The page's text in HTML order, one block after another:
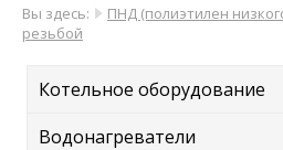
Вы здесь: ПНД (полиэтилен
резьбой
Котельное оборудование
Водонагреватели